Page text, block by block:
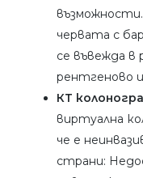
червата с
се въвежда в
рентгеново
КТ
виртуална
че е
страни: